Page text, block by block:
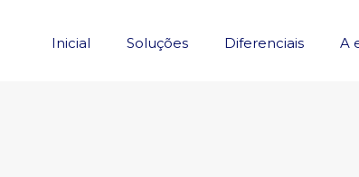
Inicial Soluções Diferenciais A